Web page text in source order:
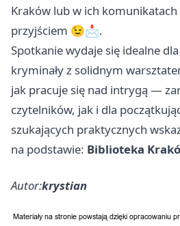
Kraków lub w ich
przyjściem 😉📩.
Spotkanie wydaje się idealne
kryminały z solidnym
jak pracuje się nad intrygą —
czytelników, jak i dla
szukających praktycznych
na podstawie: Biblioteka
Autor:krystian